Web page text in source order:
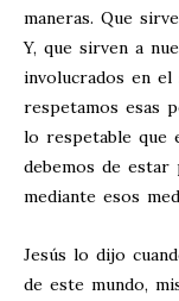
maneras. Que
Y, que sirven a
involucrados en
respetamos esas
lo respetable que
debemos de
mediante esos
Jesús lo dijo
de este mundo,